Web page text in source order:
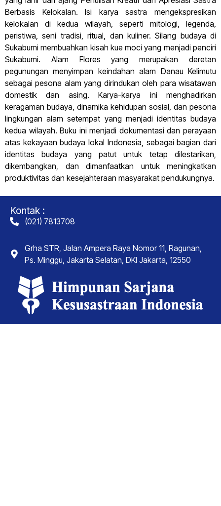
Berbasis Kelokalan. Isi karya sastra mengekspresikan
kelokalan di kedua wilayah, seperti mitologi, legenda,
peristiwa, seni tradisi, ritual, dan kuliner. Silang budaya di
Sukabumi membuahkan kisah kue moci yang menjadi penciri
Sukabumi. Alam Flores yang merupakan deretan
pegunungan menyimpan keindahan alam Danau Kelimutu
sebagai pesona alam yang dirindukan oleh para wisatawan
domestik dan asing. Karya-karya ini menghadirkan
keragaman budaya, dinamika kehidupan sosial, dan pesona
lingkungan alam setempat yang menjadi identitas budaya
kedua wilayah. Buku ini menjadi dokumentasi dan perayaan
atas kekayaan budaya lokal Indonesia, sebagai bagian dari
identitas budaya yang patut untuk tetap dilestarikan,
dikembangkan, dan dimanfaatkan untuk meningkatkan
produktivitas dan kesejahteraan masyarakat pendukungnya.
Kontak :
(021) 7813708
Grha STR, Jalan Ampera Raya Nomor 11, Ragunan,
Ps. Minggu, Jakarta Selatan, DKI Jakarta, 12550